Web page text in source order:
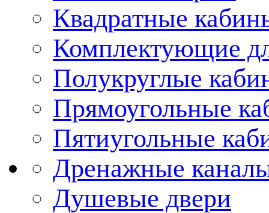
Квадратные
Комплектующие
Полукруглые
Прямоугольные
Пятиугольные
Дренажные
Душевые двери